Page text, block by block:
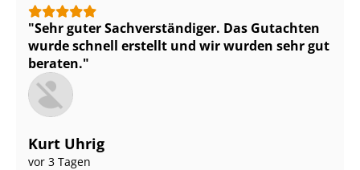
Sehr guter Sach­ver­stän­di­ger. Das Gutachten
wurde schnell erstellt und wir wurden sehr gut
beraten.
Kurt Uhrig
vor 3 Tagen